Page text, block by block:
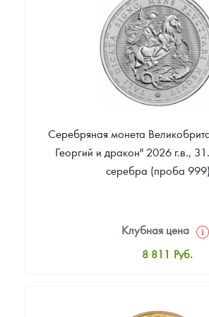
Звоните
Серебряная монета
Георгий и дракон" 2026 г.в.,
серебра (проба 999)
Клубная цена
8 811 Руб.